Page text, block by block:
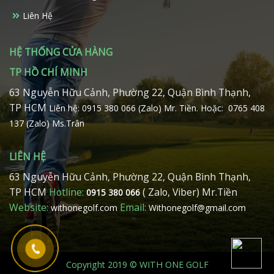
Liên Hệ
HỆ THỐNG CỬA HÀNG
TP HỒ CHÍ MINH
63 Nguyễn Hữu Cảnh, Phường 22, Quận Bình Thạnh,
TP HCMLiên hệ: 0915 380 066 (Zalo) Mr. Tiền. Hoặc: 0765 408
137 (Zalo) Ms.Trân
LIÊN HỆ
63 Nguyễn Hữu Cảnh, Phường 22, Quận Bình Thạnh,
TP HCMHotline: 0915 380 066 ( Zalo, Viber) Mr.Tiền
Website:withonegolf.com Email: Withonegolf@gmail.com
Copyright 2019 © WITH ONE GOLF